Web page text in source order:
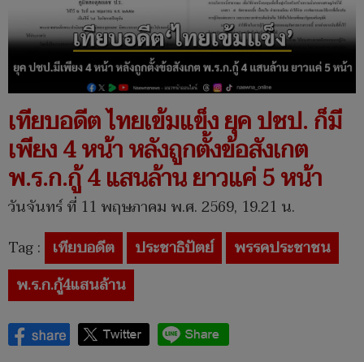
เทียบอดีต ไทยเข้มแข็ง ยุค ปชป. ก็มี
เพียง 4 หน้า หลังถูกตั้งข้อสังเกต
พ.ร.ก.กู้ 4 แสนล้าน ยาวแค่ 5 หน้า
วันจันทร์ ที่ 11 พฤษภาคม พ.ศ. 2569, 19.21 น.
Tag : เทียบอดีต ประชาธิปัตย์
พรรคประชาชน
พ.ร.ก.กู้4แสนล้าน